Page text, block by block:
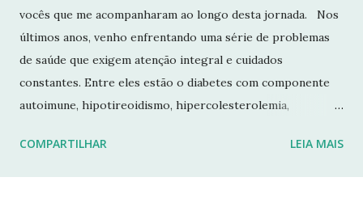
vocês que me acompanharam ao longo desta jornada. Nos
últimos anos, venho enfrentando uma série de problemas
de saúde que exigem atenção integral e cuidados
constantes. Entre eles estão o diabetes com componente
autoimune, hipotireoidismo, hipercolesterolemia,
fraturas. Esses desafios têm impactado profundamente
COMPARTILHAR LEIA MAIS